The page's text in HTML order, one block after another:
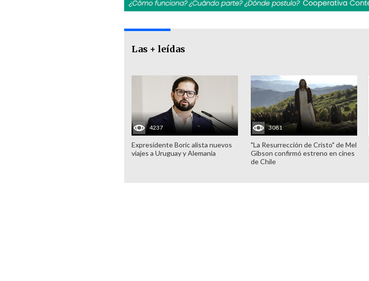
Las + leídas
4237
Expresidente Boric alista nuevos
viajes a Uruguay y Alemania
3081
"La Resurrección de Cristo" de Mel
Gibson confirmó estreno en cines
de Chile